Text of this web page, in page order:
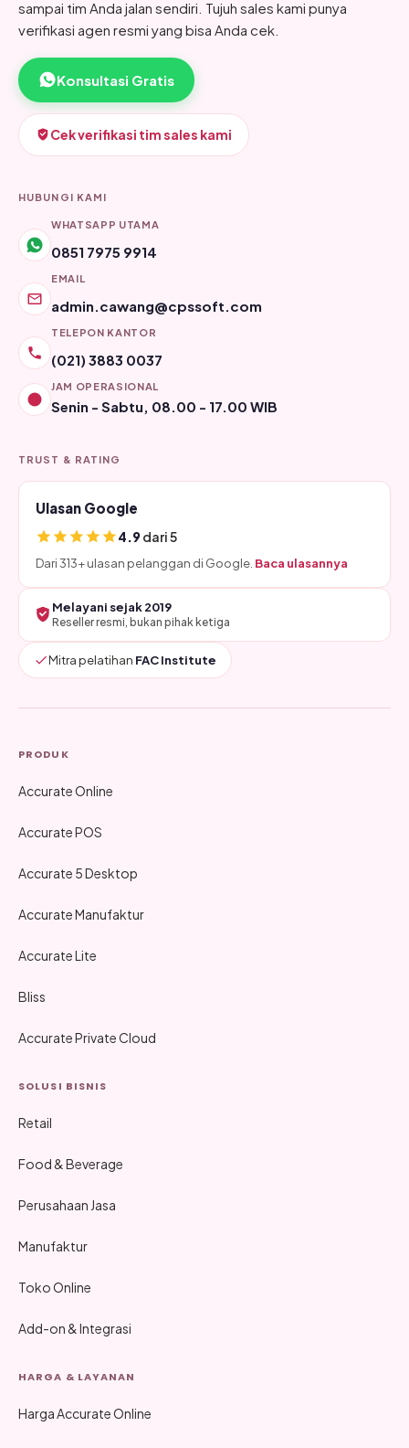
sampai tim Anda jalan sendiri. Tujuh sales kami punya
verifikasi agen resmi yang bisa Anda cek.
Konsultasi Gratis
Cek verifikasi tim sales kami
HUBUNGI KAMI
WHATSAPP UTAMA
0851 7975 9914
EMAIL
admin.cawang@cpssoft.com
TELEPON KANTOR
(021) 3883 0037
JAM OPERASIONAL
Senin - Sabtu, 08.00 - 17.00 WIB
TRUST & RATING
Ulasan Google
4.9dari 5
Dari 313+ ulasan pelanggan di Google. Baca ulasannya
Melayani sejak 2019
Reseller resmi, bukan pihak ketiga
Mitra pelatihan FAC Institute
PRODUK
Accurate Online
Accurate POS
Accurate 5 Desktop
Accurate Manufaktur
Accurate Lite
Bliss
Accurate Private Cloud
SOLUSI BISNIS
Retail
Food & Beverage
Perusahaan Jasa
Manufaktur
Toko Online
Add-on & Integrasi
HARGA & LAYANAN
Harga Accurate Online